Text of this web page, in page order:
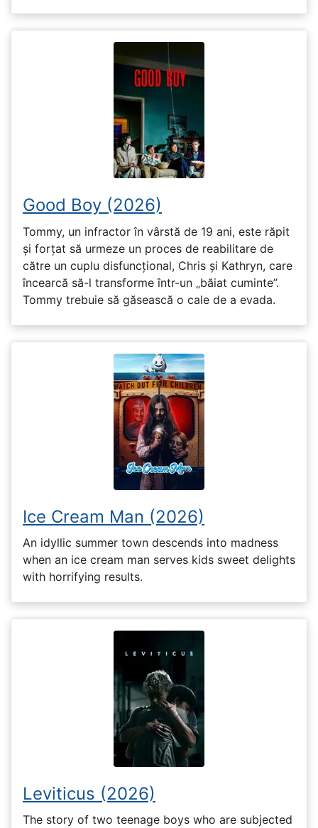
Good Boy (2026)
Tommy, un infractor în vârstă de 19 ani, este răpit
și forțat să urmeze un proces de reabilitare de
către un cuplu disfuncțional, Chris și Kathryn, care
încearcă să-l transforme într-un „băiat cuminte”.
Tommy trebuie să găsească o cale de a evada.
Ice Cream Man (2026)
An idyllic summer town descends into madness
when an ice cream man serves kids sweet delights
with horrifying results.
Leviticus (2026)
The story of two teenage boys who are subjected